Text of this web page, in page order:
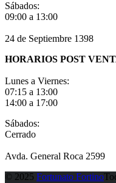
Sábados:
09:00 a 13:00
24 de Septiembre 1398
HORARIOS POST
Lunes a Viernes:
07:15 a 13:00
14:00 a 17:00
Sábados:
Cerrado
Avda. General Roca 2599
© 2025 Fortunato Fortino